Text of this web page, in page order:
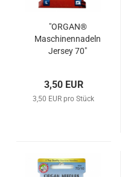
"ORGAN®
Maschinennadeln
Jersey 70"
3,50 EUR
3,50 EUR pro Stück